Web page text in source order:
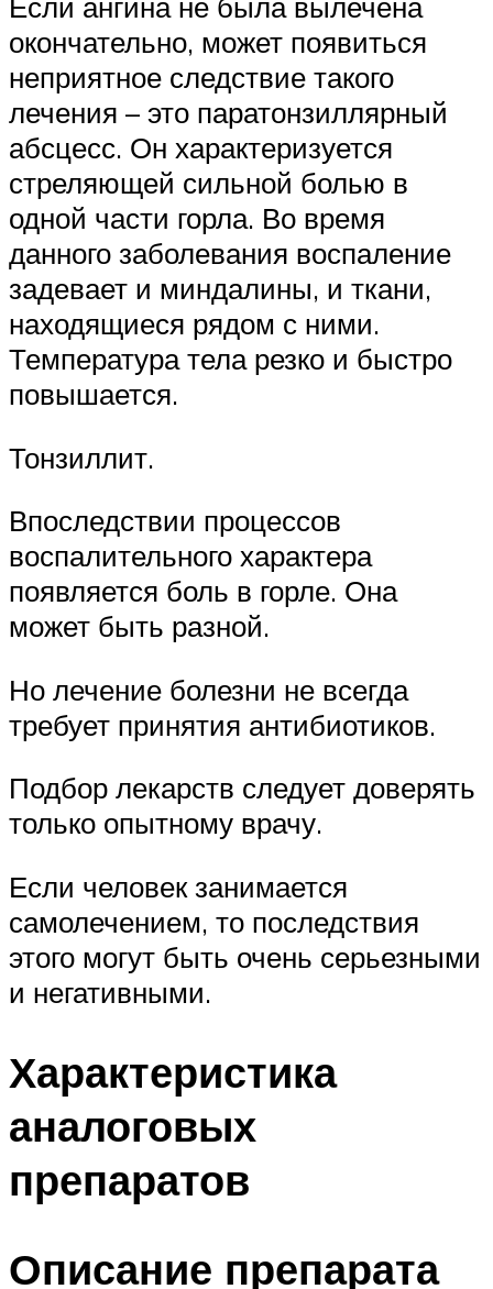
окончательно, может появиться
неприятное следствие такого
лечения – это паратонзиллярный
абсцесс. Он характеризуется
стреляющей сильной болью в
одной части горла. Во время
данного заболевания воспаление
задевает и миндалины, и ткани,
находящиеся рядом с ними.
Температура тела резко и быстро
повышается.
Тонзиллит.
Впоследствии процессов
воспалительного характера
появляется боль в горле. Она
может быть разной.
Но лечение болезни не всегда
требует принятия антибиотиков.
Подбор лекарств следует доверять
только опытному врачу.
Если человек занимается
самолечением, то последствия
этого могут быть очень серьезными
и негативными.
Характеристика
аналоговых
препаратов
Описание препарата